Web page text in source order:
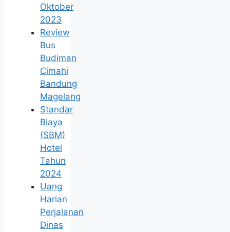
Oktober
2023
Review
Bus
Budiman
Cimahi
Bandung
Magelang
Standar
Biaya
(SBM)
Hotel
Tahun
2024
Uang
Harian
Perjalanan
Dinas